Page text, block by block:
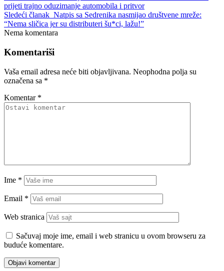
prijeti trajno oduzimanje automobila i pritvor
Sledeći članak Natpis sa Sedrenika nasmijao društvene mreže:
“Nema sličica jer su distributeri šu*ci, lažu!”
Nema komentara
Komentariši
Vaša email adresa neće biti objavljivana. Neophodna polja su
označena sa *
Komentar *
Ime *
Email *
Web stranica
Sačuvaj moje ime, email i web stranicu u ovom browseru za
buduće komentare.